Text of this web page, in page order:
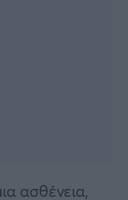
ασθένεια,